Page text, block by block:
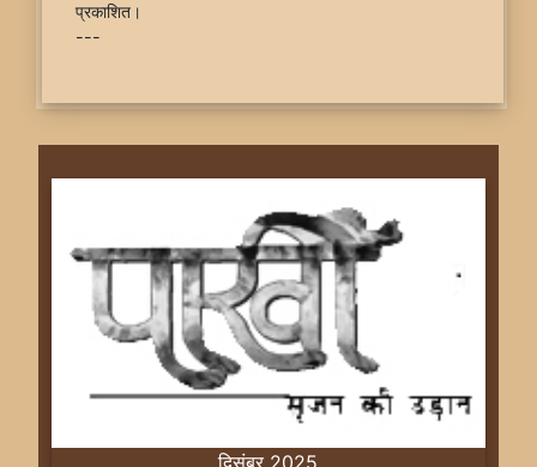
प्रकाशित।
---
दिसंबर 2025